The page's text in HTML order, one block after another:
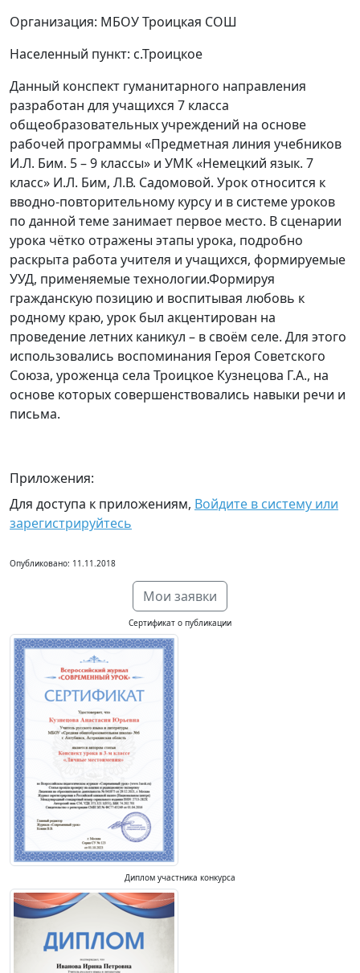
Организация: МБОУ Троицкая СОШ
Населенный пункт: с.Троицкое
Данный конспект гуманитарного направления
разработан для учащихся 7 класса
общеобразовательных учреждений на основе
рабочей программы «Предметная линия учебников
И.Л. Бим. 5 – 9 классы» и УМК «Немецкий язык. 7
класс» И.Л. Бим, Л.В. Садомовой. Урок относится к
вводно-повторительному курсу и в системе уроков
по данной теме занимает первое место. В сценарии
урока чётко отражены этапы урока, подробно
раскрыта работа учителя и учащихся, формируемые
УУД, применяемые технологии.Формируя
гражданскую позицию и воспитывая любовь к
родному краю, урок был акцентирован на
проведение летних каникул – в своём селе. Для этого
использовались воспоминания Героя Советского
Союза, уроженца села Троицкое Кузнецова Г.А., на
основе которых совершенствовались навыки речи и
письма.
Приложения:
Для доступа к приложениям, Войдите в систему или
зарегистрируйтесь
Опубликовано: 11.11.2018
Мои заявки
Сертификат о публикации
Диплом участника конкурса